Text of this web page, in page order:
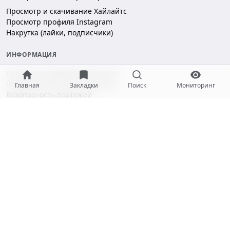
Главная Закладки Поиск Мониторинг
Просмотр и скачивание Хайлайтс
Просмотр профиля Instagram
Накрутка (лайки, подписчики)
ИНФОРМАЦИЯ
Политика конфиденциальности
Пользовательское соглашение
Безопасность платежей